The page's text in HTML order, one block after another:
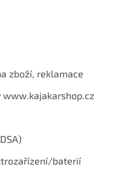
zboží, reklamace
www.kajakarshop.cz
baterií